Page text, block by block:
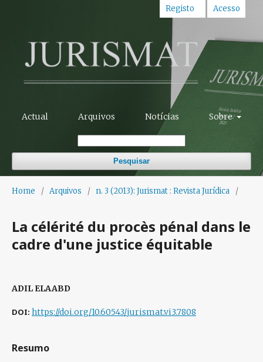
Actual Arquivos Notícias Sobre
Pesquisar
Registo Acesso
Home / Arquivos / n. 3 (2013): Jurismat : Revista Jurídica /
La célérité du procès pénal dans le
cadre d'une justice équitable
ADIL ELAABD
DOI: https://doi.org/10.60543/jurismat.vi3.7808
Resumo